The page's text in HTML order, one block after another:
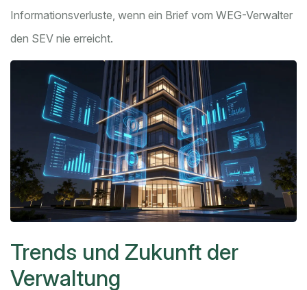
Informationsverluste, wenn ein Brief vom WEG-Verwalter
den SEV nie erreicht.
Trends und Zukunft der
Verwaltung